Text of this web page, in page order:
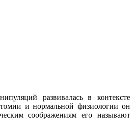
развивалась в контексте
и нормальной физиологии он
соображениям его называют